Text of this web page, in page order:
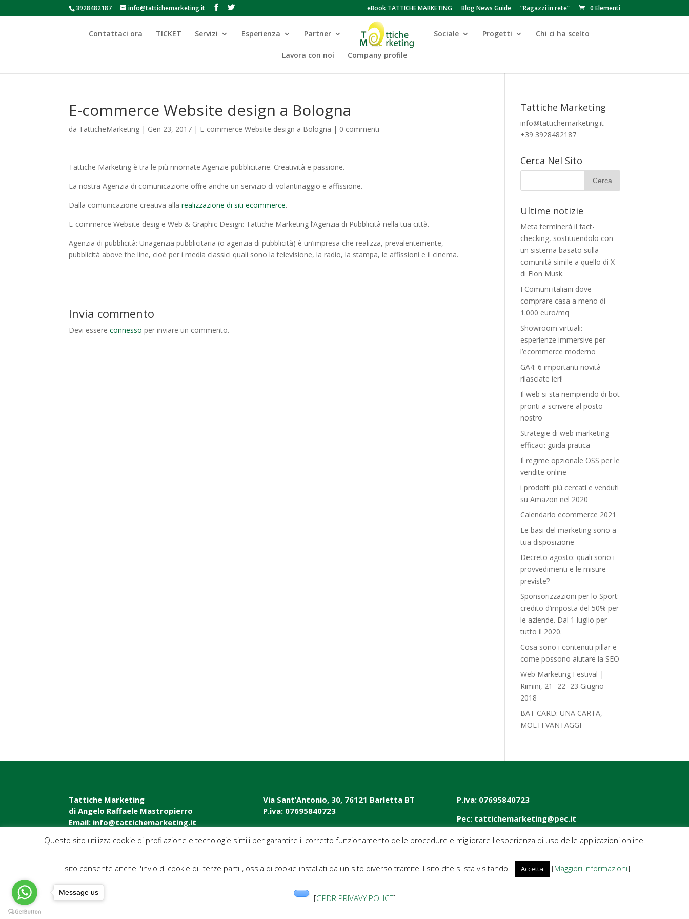
3928482187 info@tattichemarketing.it eBook TATTICHE MARKETING Blog News Guide “Ragazzi in rete” 0 Elementi
Contattaci ora TICKET Servizi Esperienza Partner Sociale Progetti Chi ci ha scelto
Lavora con noi Company profile
E-commerce Website design a Bologna
da TatticheMarketing | Gen 23, 2017 | E-commerce Website design a Bologna | 0 commenti
Tattiche Marketing è tra le più rinomate Agenzie pubblicitarie. Creatività e passione.
La nostra Agenzia di comunicazione offre anche un servizio di volantinaggio e affissione.
Dalla comunicazione creativa allarealizzazione di siti ecommerce.
E-commerce Website desig e Web & Graphic Design: Tattiche Marketing l’Agenzia di Pubblicità nella tua città.
Agenzia di pubblicità: Unagenzia pubblicitaria (o agenzia di pubblicità) è un’impresa che realizza, prevalentemente,
pubblicità above the line, cioè per i media classici quali sono la televisione, la radio, la stampa, le affissioni e il cinema.
Invia commento
Devi essereconnesso per inviare un commento.
Tattiche Marketing
info@tattichemarketing.it
+39 3928482187
Cerca Nel Sito
Ultime notizie
Meta terminerà il fact-
checking, sostituendolo con
un sistema basato sulla
comunità simile a quello di X
di Elon Musk.
I Comuni italiani dove
comprare casa a meno di
1.000 euro/mq
Showroom virtuali:
esperienze immersive per
l’ecommerce moderno
GA4: 6 importanti novità
rilasciate ieri!
Il web si sta riempiendo di bot
pronti a scrivere al posto
nostro
Strategie di web marketing
efficaci: guida pratica
Il regime opzionale OSS per le
vendite online
i prodotti più cercati e venduti
su Amazon nel 2020
Calendario ecommerce 2021
Le basi del marketing sono a
tua disposizione
Decreto agosto: quali sono i
provvedimenti e le misure
previste?
Sponsorizzazioni per lo Sport:
credito d’imposta del 50% per
le aziende. Dal 1 luglio per
tutto il 2020.
Cosa sono i contenuti pillar e
come possono aiutare la SEO
Web Marketing Festival |
Rimini, 21- 22- 23 Giugno
2018‎
BAT CARD: UNA CARTA,
MOLTI VANTAGGI
Tattiche Marketing
di Angelo Raffaele Mastropierro
Email: info@tattichemarketing.it
Via Sant’Antonio, 30, 76121 Barletta BT
P.iva: 07695840723
P.iva: 07695840723
Pec: tattichemarketing@pec.it
eBook TATTICHE MARKETING “Ragazzi in rete”
Questo sito utilizza cookie di profilazione e tecnologie simili per garantire il corretto funzionamento delle procedure e migliorare l'esperienza di uso delle applicazioni online.
Il sito consente anche l'invio di cookie di "terze parti", ossia di cookie installati da un sito diverso tramite il sito che si sta visitando. Accetta [Maggiori informazioni]
[GPDR PRIVAVY POLICE]
Message us